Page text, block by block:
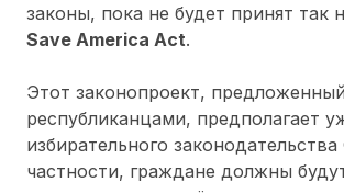
законы, пока не будет принят так
Save America Act.
Этот законопроект, предложенный
республиканцами, предполагает
избирательного
частности, граждане должны